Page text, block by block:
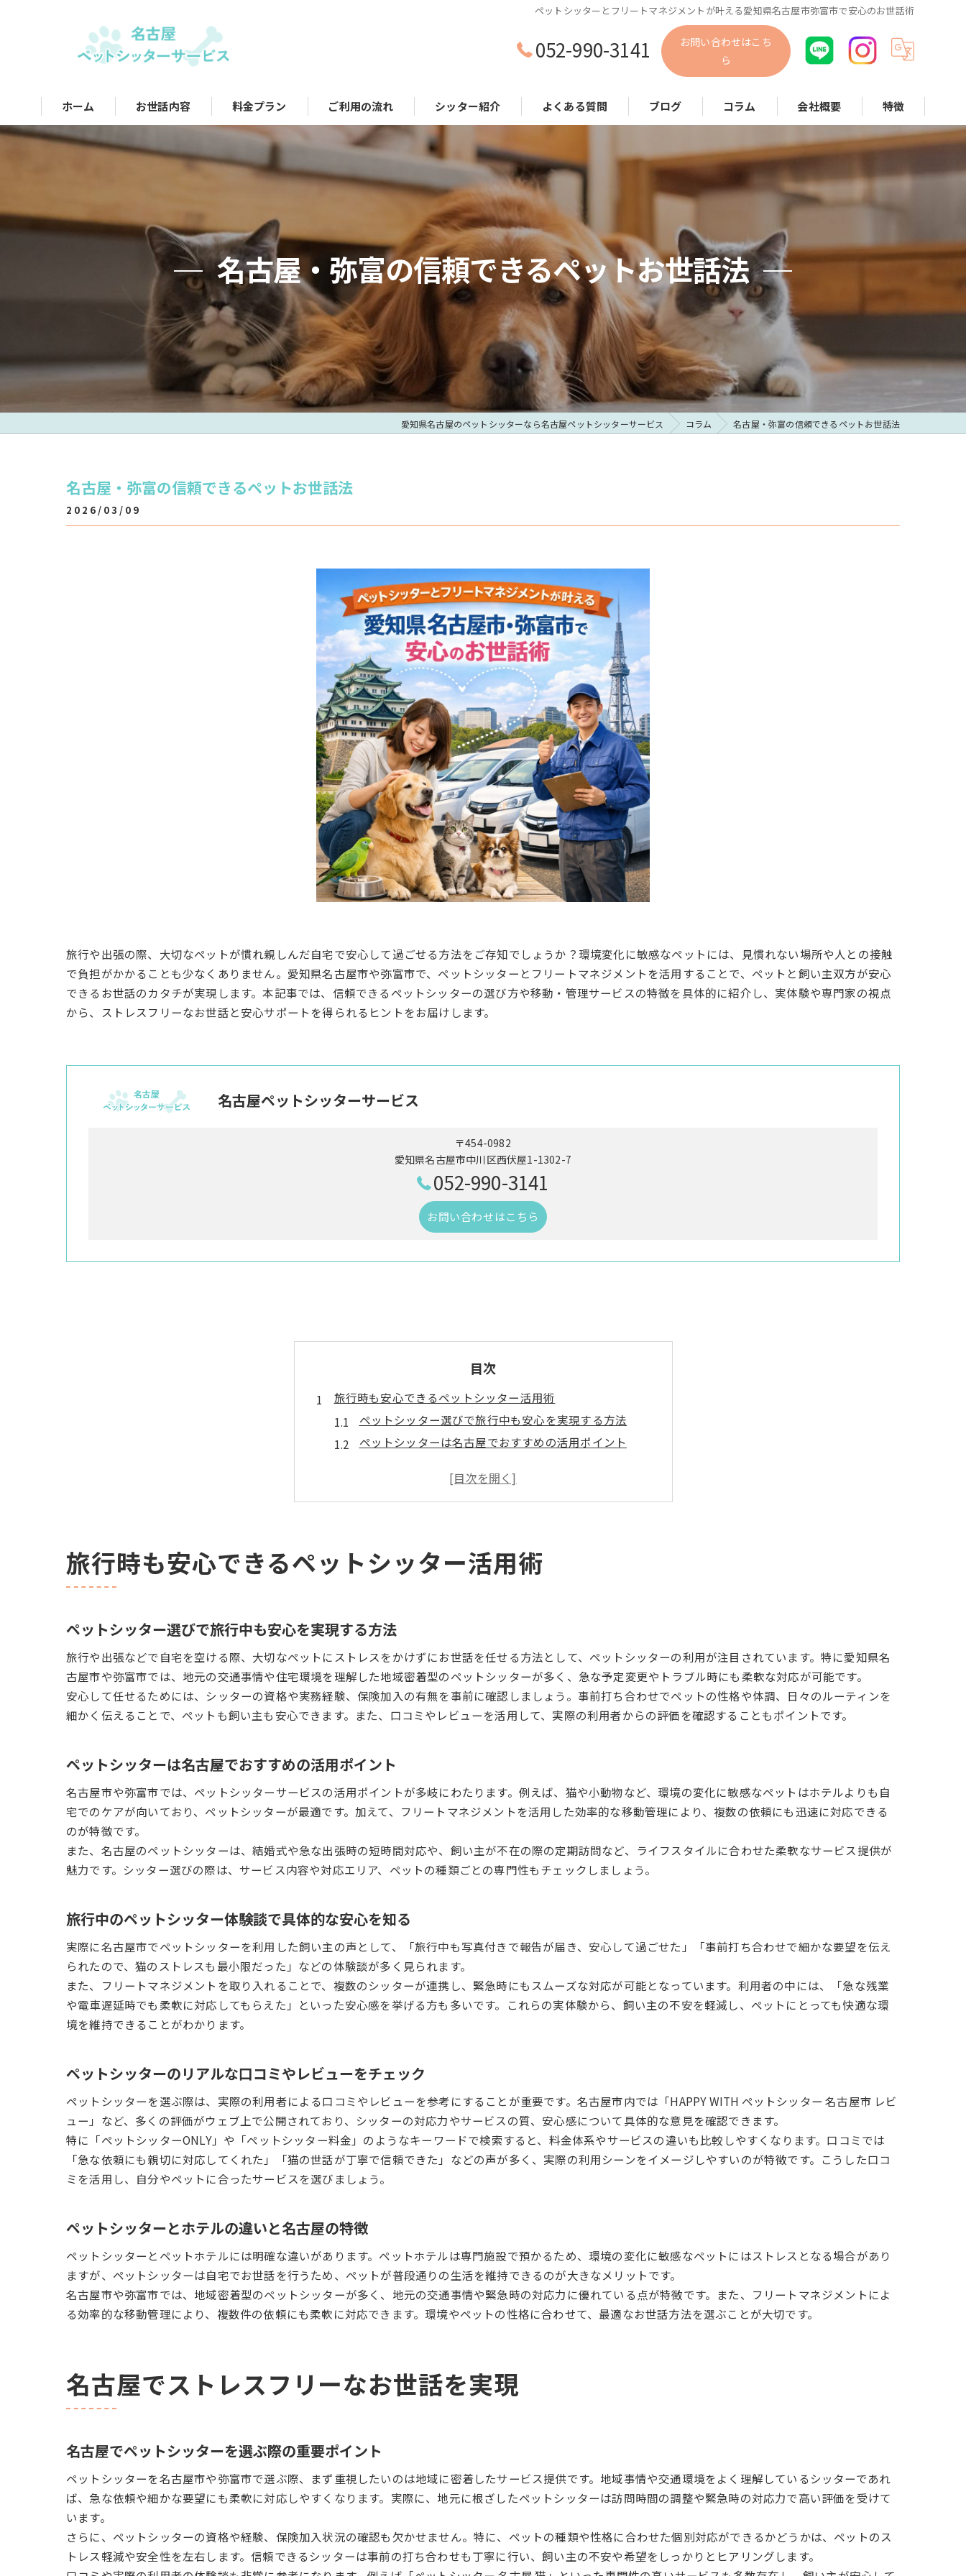
ペットシッターとフリートマネジメントが叶える愛知県名古屋市弥富市で安心のお世話術
052-990-3141
お問い合わせはこち
ら
ホーム お世話内容 料金プラン ご利用の流れ シッター紹介 よくある質問 ブログ コラム 会社概要 特徴
散歩代行
名古屋・弥富の信頼できるペットお世話法
愛知県名古屋のペットシッターなら名古屋ペットシッターサービス コラム 名古屋・弥富の信頼できるペットお世話法
名古屋・弥富の信頼できるペットお世話法
2026/03/09
旅行や出張の際、大切なペットが慣れ親しんだ自宅で安心して過ごせる方法をご存知でしょうか？環境変化に敏感なペットには、見慣れない場所や人との接触
で負担がかかることも少なくありません。愛知県名古屋市や弥富市で、ペットシッターとフリートマネジメントを活用することで、ペットと飼い主双方が安心
できるお世話のカタチが実現します。本記事では、信頼できるペットシッターの選び方や移動・管理サービスの特徴を具体的に紹介し、実体験や専門家の視点
から、ストレスフリーなお世話と安心サポートを得られるヒントをお届けします。
名古屋ペットシッターサービス
〒454-0982
愛知県名古屋市中川区西伏屋1-1302-7
052-990-3141
お問い合わせはこちら
目次
旅行時も安心できるペットシッター活用術
ペットシッター選びで旅行中も安心を実現する方法
ペットシッターは名古屋でおすすめの活用ポイント
ペットシッターのリアルな口コミやレビューをチェック
名古屋でペットシッターを選ぶ際の重要ポイント
ペットシッター名古屋おすすめサービスの特徴
名古屋でペットシッターを利用するメリットとは
自宅で叶う安心ペットケアのポイントとは
自宅でのペットシッター利用が選ばれる理由
名古屋で自宅ペットケアが安心なポイント
ペットシッターの訪問時に気を付けたいこと
環境変化が苦手な子に選ぶべきサービス
環境変化に敏感なペットにペットシッターが最適な理由
ペットシッターは猫にもおすすめなサービス内容
名古屋のペットシッターが選ばれる基準とは
フリートマネジメントとペットシッターの連携例
ペットシッターにフリートマネジメントを活かす方法
安全移動と管理でペットシッターが選ばれる理由
フリートマネジメントで実現する安心のお世話体制
移動も管理も任せて安心を手に入れる方法
名古屋で実現する効率的なペットシッターサービス
移動時のストレスを減らすペットシッター活用法
フリートマネジメントによる安全な移動サポート
ペットシッターサービスの管理体制を徹底解説
旅行時も安心できるペットシッター活用術
ペットシッター選びで旅行中も安心を実現する方法
旅行や出張などで自宅を空ける際、大切なペットにストレスをかけずにお世話を任せる方法として、ペットシッターの利用が注目されています。特に愛知県名
古屋市や弥富市では、地元の交通事情や住宅環境を理解した地域密着型のペットシッターが多く、急な予定変更やトラブル時にも柔軟な対応が可能です。
安心して任せるためには、シッターの資格や実務経験、保険加入の有無を事前に確認しましょう。事前打ち合わせでペットの性格や体調、日々のルーティンを
細かく伝えることで、ペットも飼い主も安心できます。また、口コミやレビューを活用して、実際の利用者からの評価を確認することもポイントです。
ペットシッターは名古屋でおすすめの活用ポイント
名古屋市や弥富市では、ペットシッターサービスの活用ポイントが多岐にわたります。例えば、猫や小動物など、環境の変化に敏感なペットはホテルよりも自
宅でのケアが向いており、ペットシッターが最適です。加えて、フリートマネジメントを活用した効率的な移動管理により、複数の依頼にも迅速に対応できる
のが特徴です。
また、名古屋のペットシッターは、結婚式や急な出張時の短時間対応や、飼い主が不在の際の定期訪問など、ライフスタイルに合わせた柔軟なサービス提供が
魅力です。シッター選びの際は、サービス内容や対応エリア、ペットの種類ごとの専門性もチェックしましょう。
旅行中のペットシッター体験談で具体的な安心を知る
実際に名古屋市でペットシッターを利用した飼い主の声として、「旅行中も写真付きで報告が届き、安心して過ごせた」「事前打ち合わせで細かな要望を伝え
られたので、猫のストレスも最小限だった」などの体験談が多く見られます。
また、フリートマネジメントを取り入れることで、複数のシッターが連携し、緊急時にもスムーズな対応が可能となっています。利用者の中には、「急な残業
や電車遅延時でも柔軟に対応してもらえた」といった安心感を挙げる方も多いです。これらの実体験から、飼い主の不安を軽減し、ペットにとっても快適な環
境を維持できることがわかります。
ペットシッターのリアルな口コミやレビューをチェック
ペットシッターを選ぶ際は、実際の利用者による口コミやレビューを参考にすることが重要です。名古屋市内では「HAPPY WITH ペットシッター 名古屋市 レビ
ュー」など、多くの評価がウェブ上で公開されており、シッターの対応力やサービスの質、安心感について具体的な意見を確認できます。
特に「ペットシッターONLY」や「ペットシッター料金」のようなキーワードで検索すると、料金体系やサービスの違いも比較しやすくなります。口コミでは
「急な依頼にも親切に対応してくれた」「猫の世話が丁寧で信頼できた」などの声が多く、実際の利用シーンをイメージしやすいのが特徴です。こうした口コ
ミを活用し、自分やペットに合ったサービスを選びましょう。
ペットシッターとホテルの違いと名古屋の特徴
ペットシッターとペットホテルには明確な違いがあります。ペットホテルは専門施設で預かるため、環境の変化に敏感なペットにはストレスとなる場合があり
ますが、ペットシッターは自宅でお世話を行うため、ペットが普段通りの生活を維持できるのが大きなメリットです。
名古屋市や弥富市では、地域密着型のペットシッターが多く、地元の交通事情や緊急時の対応力に優れている点が特徴です。また、フリートマネジメントによ
る効率的な移動管理により、複数件の依頼にも柔軟に対応できます。環境やペットの性格に合わせて、最適なお世話方法を選ぶことが大切です。
名古屋でストレスフリーなお世話を実現
名古屋でペットシッターを選ぶ際の重要ポイント
ペットシッターを名古屋市や弥富市で選ぶ際、まず重視したいのは地域に密着したサービス提供です。地域事情や交通環境をよく理解しているシッターであれ
ば、急な依頼や細かな要望にも柔軟に対応しやすくなります。実際に、地元に根ざしたペットシッターは訪問時間の調整や緊急時の対応力で高い評価を受けて
います。
さらに、ペットシッターの資格や経験、保険加入状況の確認も欠かせません。特に、ペットの種類や性格に合わせた個別対応ができるかどうかは、ペットのス
トレス軽減や安全性を左右します。信頼できるシッターは事前の打ち合わせも丁寧に行い、飼い主の不安や希望をしっかりとヒアリングします。